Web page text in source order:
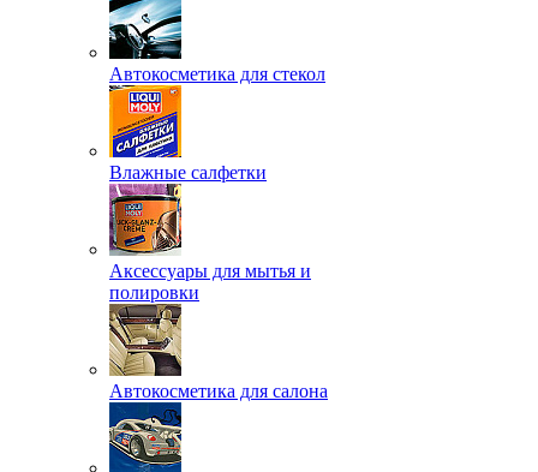
Автокосметика для стекол
Влажные салфетки
Аксессуары для мытья и
полировки
Автокосметика для салона